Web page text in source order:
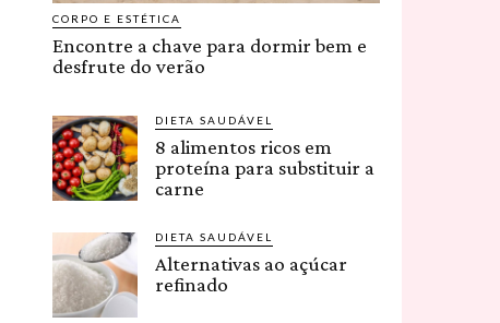
CORPO E ESTÉTICA
Encontre a chave para dormir bem e
desfrute do verão
DIETA SAUDÁVEL
8 alimentos ricos em
proteína para substituir a
carne
DIETA SAUDÁVEL
Alternativas ao açúcar
refinado